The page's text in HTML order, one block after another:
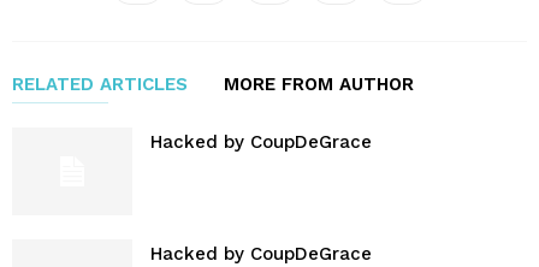
RELATED ARTICLES MORE FROM AUTHOR
Hacked by CoupDeGrace
Hacked by CoupDeGrace